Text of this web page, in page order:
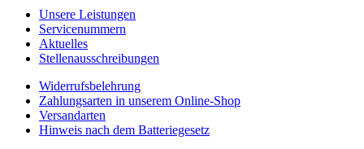
Unsere Leistungen
Servicenummern
Aktuelles
Stellenausschreibungen
Widerrufsbelehrung
Zahlungsarten in unserem Online-Shop
Versandarten
Hinweis nach dem Batteriegesetz